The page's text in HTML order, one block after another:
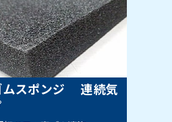
ムスポンジ 連続気